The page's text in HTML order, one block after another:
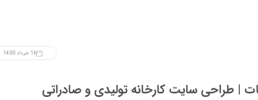
16 خرداد 1400
| طراحی سایت کارخانه تولیدی و صادراتی